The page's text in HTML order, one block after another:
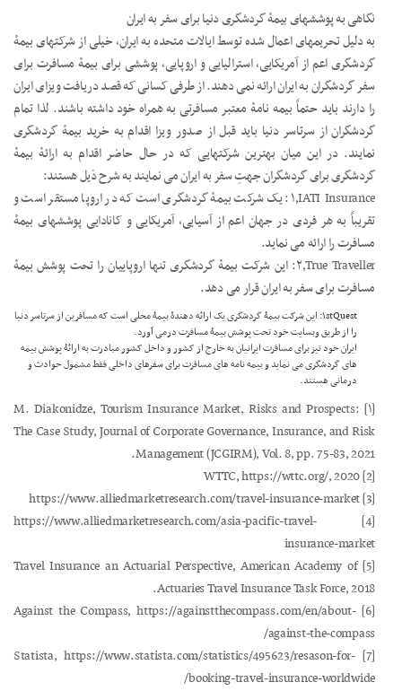
نگاهی به پوششهای بیمۀ گردشگری دنیا برای سفر به ایران
به دلیل تحریمهای اعمال شده توسط ایالات متحده به ایران، خیلی از شرکتهای بیمۀ
گردشگری اعم از آمریکایی، استرالیایی و اروپایی، پوششی برای بیمۀ مسافرت برای
سفر گردشگران به ایران ارائه نمی دهند. از طرفی کسانی که قصد دریافت ویزای ایران
را دارند باید حتماً بیمه نامۀ معتبر مسافرتی به همراه خود داشته باشند. لذا تمام
گردشگران از سرتاسر دنیا باید قبل از صدور ویزا اقدام به خرید بیمۀ گردشگری
نمایند. در این میان بهترین شرکتهایی که در حال حاضر اقدام به ارائۀ بیمۀ
گردشگری برای گردشگران جهتِ سفر به ایران می نمایند به شرح ذیل هستند:
۱٫IATI Insurance: یک شرکت بیمۀ گردشگری است که در اروپا مستقر است و
تقریباً به هر فردی در جهان اعم از آسیایی، آمریکایی و کانادایی پوششهای بیمۀ
مسافرت را ارائه می نماید.
۲٫True Traveller: این شرکت بیمۀ گردشگری تنها اروپاییان را تحت پوشش بیمۀ
مسافرت برای سفر به ایران قرار می دهد.
۱stQuest: این شرکت بیمۀ گردشگری یک ارائه دهندۀ بیمۀ محلی است که مسافرین از سرتاسر دنیا
را از طریق وبسایت خود تحت پوشش بیمۀ مسافرت درمی آورد.
ایران خود نیز برای مسافرت ایرانیان به خارج از کشور و داخل کشور مبادرت به ارائۀ پوشش بیمه
های گردشگری می نماید و بیمه نامه های مسافرت برای سفرهای داخلی فقط مشمول حوادث و
درمانی هستند.
[۱] M. Diakonidze, Tourism Insurance Market, Risks and Prospects:
The Case Study, Journal of Corporate Governance, Insurance, and Risk
Management (JCGIRM), Vol. 8, pp. 75-83, 2021.
[2] WTTC, https://wttc.org/, 2020
[3] https://www.alliedmarketresearch.com/travel-insurance-market
[4] https://www.alliedmarketresearch.com/asia-pacific-travel-
insurance-market
[5] Travel Insurance an Actuarial Perspective, American Academy of
Actuaries Travel Insurance Task Force, 2018.
[6] Against the Compass, https://againstthecompass.com/en/about-
against-the-compass/
[7] Statista, https://www.statista.com/statistics/495623/resason-for-
booking-travel-insurance-worldwide/